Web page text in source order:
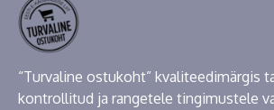
“Turvaline ostukoht” kvaliteedimärgis
kontrollitud ja rangetele tingimustele